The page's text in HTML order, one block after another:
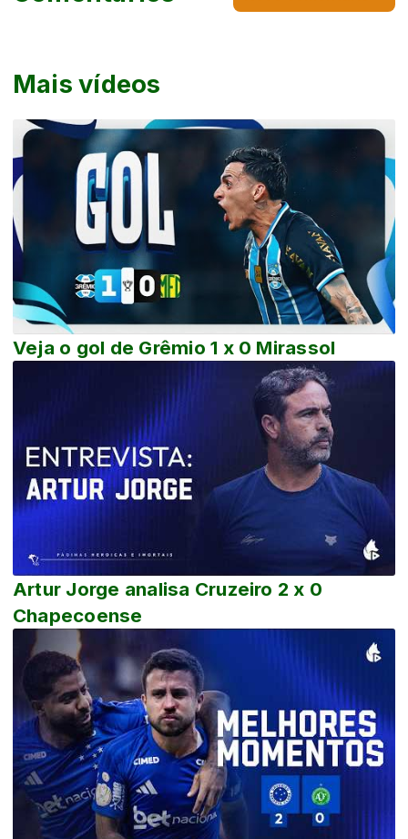
Mais vídeos
Veja o gol de Grêmio 1 x 0 Mirassol
Artur Jorge analisa Cruzeiro 2 x 0
Chapecoense